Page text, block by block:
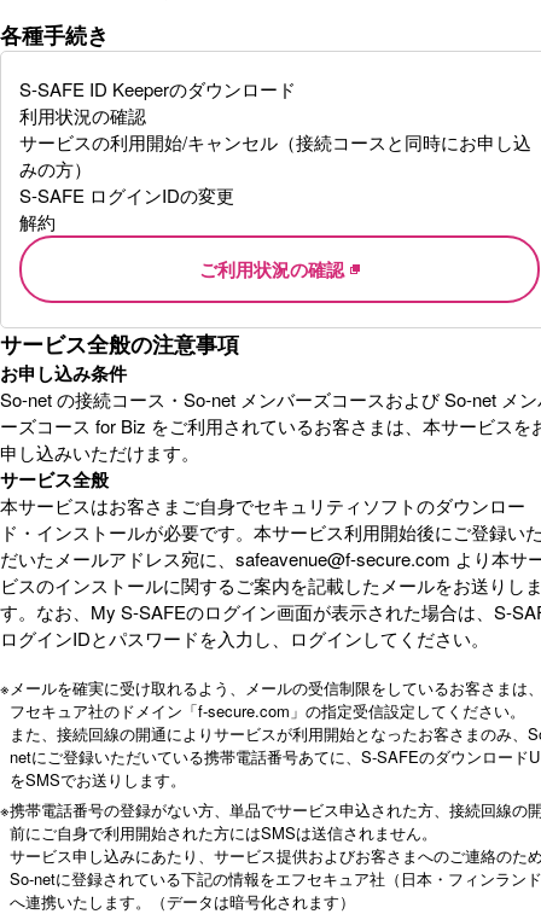
各種手続き
S-SAFE ID Keeperのダウンロード
利用状況の確認
サービスの利用開始/キャンセル（接続コースと同時にお申し込
みの方）
S-SAFE ログインIDの変更
解約
ご利用状況の確認
サービス全般の注意事項
お申し込み条件
So-net の接続コース・So-net メンバーズコースおよび So-net メ
ーズコース for Biz をご利用されているお客さまは、本サービスを
申し込みいただけます。
サービス全般
本サービスはお客さまご自身でセキュリティソフトのダウンロー
ド・インストールが必要です。本サービス利用開始後にご登録い
だいたメールアドレス宛に、safeavenue@f-secure.com より本サ
ビスのインストールに関するご案内を記載したメールをお送りし
す。なお、My S-SAFEのログイン画面が表示された場合は、S-
ログインIDとパスワードを入力し、ログインしてください。
※メールを確実に受け取れるよう、メールの受信制限をしているお客さまは
フセキュア社のドメイン「f-secure.com」の指定受信設定してください。
また、接続回線の開通によりサービスが利用開始となったお客さまのみ、
netにご登録いただいている携帯電話番号あてに、S-SAFEのダウンロード
をSMSでお送りします。
※携帯電話番号の登録がない方、単品でサービス申込された方、接続回線の
前にご自身で利用開始された方にはSMSは送信されません。
サービス申し込みにあたり、サービス提供およびお客さまへのご連絡のた
So-netに登録されている下記の情報をエフセキュア社（日本・フィンラン
へ連携いたします。（データは暗号化されます）